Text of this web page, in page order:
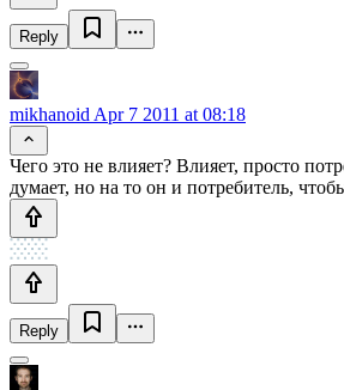
Reply
mikhanoid Apr 7 2011 at 08:18
Чего это не влияет? Влияет, просто
думает, но на то он и потребитель,
Reply